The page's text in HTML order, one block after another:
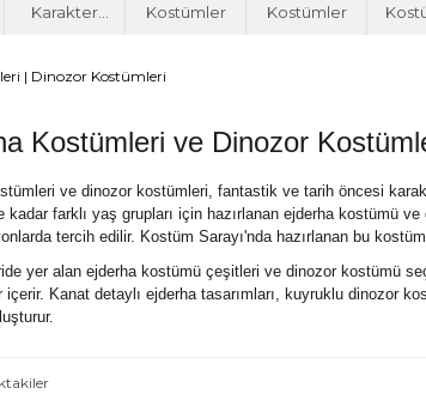
Karakter
Kostümler
Kostümler
| Dinozor Kostümleri
Kostümleri ve Dinozor
ve dinozor kostümleri, fantastik ve tarih öncesi
kadar farklı yaş grupları için hazırlanan ejderha kostümü
tercih edilir. Kostüm Sarayı'nda hazırlanan bu
yer alan ejderha kostümü çeşitleri ve dinozor kostümü
içerir. Kanat detaylı ejderha tasarımları, kuyruklu dinozor